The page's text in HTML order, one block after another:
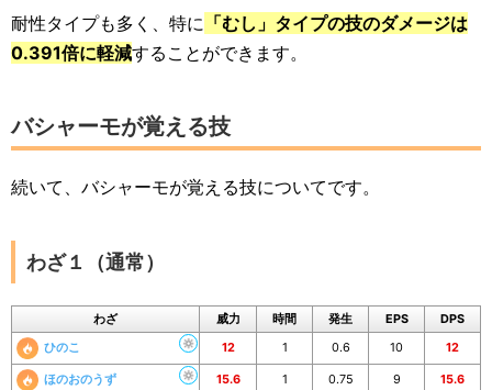
耐性タイプも多く、特に 「むし」タイプの技のダメージは
0.391倍に軽減することができます。
バシャーモが覚える技
続いて、バシャーモが覚える技についてです。
わざ１（通常）
わざ 威力 時間 発生 EPS
DPS
ひのこ
12 1 0.6 10 12
ほのおのうず 15.6 1 0.75 9 15.6